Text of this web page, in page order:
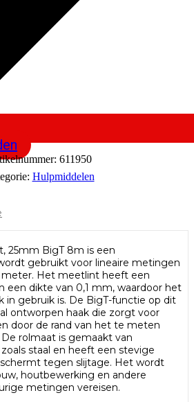
611950
Hulpmiddelen
25mm BigT 8m is een
gebruikt voor lineaire metingen
Het meetlint heeft een
een dikte van 0,1 mm, waardoor het
in gebruik is. De BigT-functie op dit
ontworpen haak die zorgt voor
door de rand van het te meten
rolmaat is gemaakt van
staal en heeft een stevige
tegen slijtage. Het wordt
houtbewerking en andere
metingen vereisen.